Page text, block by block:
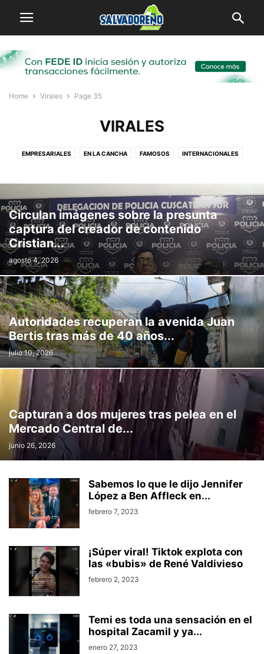
Home Virales Page 35
VIRALES
EMPRESARIALES EN LA CANCHA FAMOSOS INTERNACIONALES
Circulan imágenes sobre la presunta
captura del creador de contenido
Cristian...
agosto 4, 2026
Autoridades recuperan la avenida Juan
Bertis tras más de 40 años...
julio 10, 2026
Capturan a dos mujeres tras pelea en el
Mercado Central de...
junio 26, 2026
Sabemos lo que le dijo Jennifer
López a Ben Affleck en...
febrero 7, 2023
¡Súper viral! Tiktok explota con
las «bubis» de René Valdivieso
febrero 2, 2023
Temi es toda una sensación en el
hospital Zacamil y ya...
enero 27, 2023